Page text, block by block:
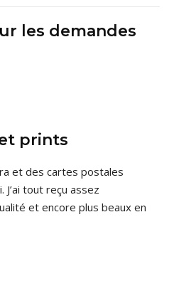
les demandes
prints
et des cartes postales
J’ai tout reçu assez
et encore plus beaux en